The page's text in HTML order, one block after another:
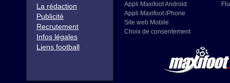
La rédaction
Publicité
Recrutement
Infos légales
Liens football
Appli Maxifoot Android
Appli Maxifoot iPhone
Site web Mobile
Choix de consentement